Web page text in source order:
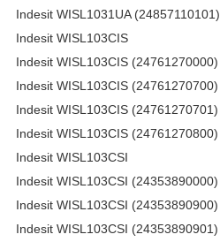
Indesit WISL1031UA (24857110101)
Indesit WISL103CIS
Indesit WISL103CIS (24761270000)
Indesit WISL103CIS (24761270700)
Indesit WISL103CIS (24761270701)
Indesit WISL103CIS (24761270800)
Indesit WISL103CSI
Indesit WISL103CSI (24353890000)
Indesit WISL103CSI (24353890900)
Indesit WISL103CSI (24353890901)